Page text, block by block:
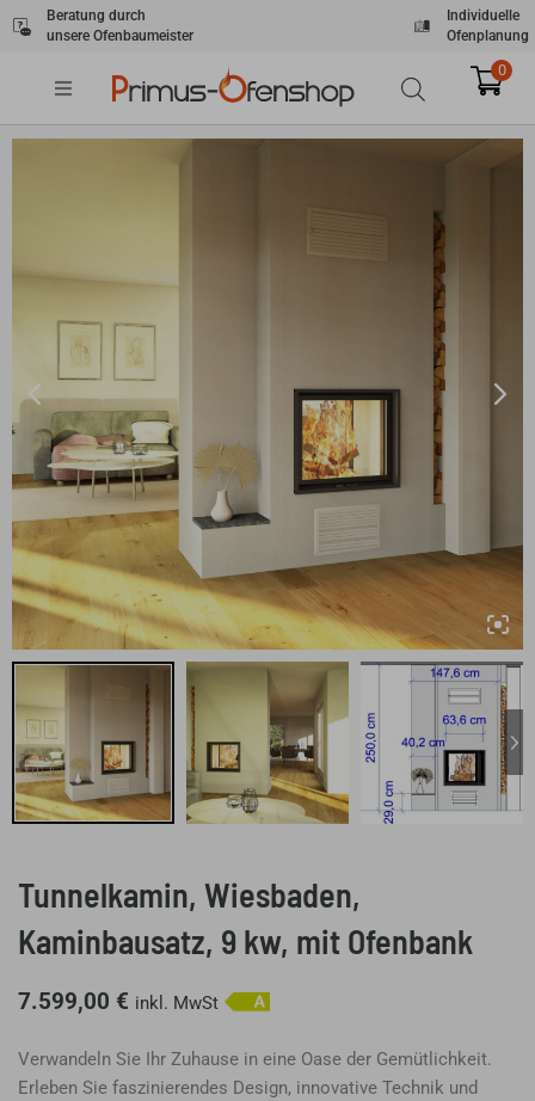
Zum
Inhalt
Beratung durch
unsere Ofenbaumeister
Individuelle
Ofenplanung
0
Tunnelkamin, Wiesbaden,
Kaminbausatz, 9 kw, mit Ofenbank
7.599,00 € inkl. MwSt
Verwandeln Sie Ihr Zuhause in eine Oase der Gemütlichkeit.
Erleben Sie faszinierendes Design, innovative Technik und